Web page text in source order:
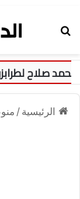
لطرابزون
الرئيسية /